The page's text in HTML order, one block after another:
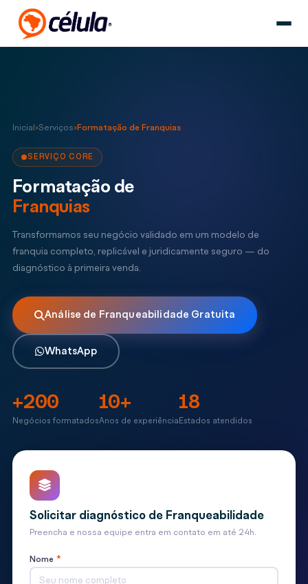
Inicial ›Serviços› Formatação de Franquias
SERVIÇO CORE
Formatação de
Franquias
Transformamos seu negócio validado em um modelo de
franquia completo, replicável e juridicamente seguro — do
diagnóstico à primeira venda.
Análise de Franqueabilidade Gratuita
WhatsApp
+200
Negócios formatados
10+
Anos de experiência
18
Estados atendidos
Solicitar diagnóstico de Franqueabilidade
Preencha e nossa equipe entra em contato em até 24h.
Nome *